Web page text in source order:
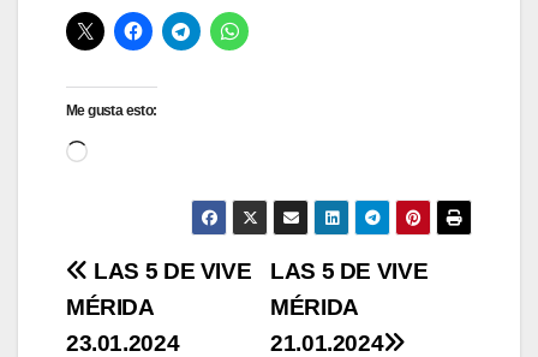
Me gusta esto:
Cargando...
Navegación
de
LAS 5 DE VIVE
MÉRIDA
21.01.2024
LAS 5 DE VIVE
MÉRIDA
23.01.2024